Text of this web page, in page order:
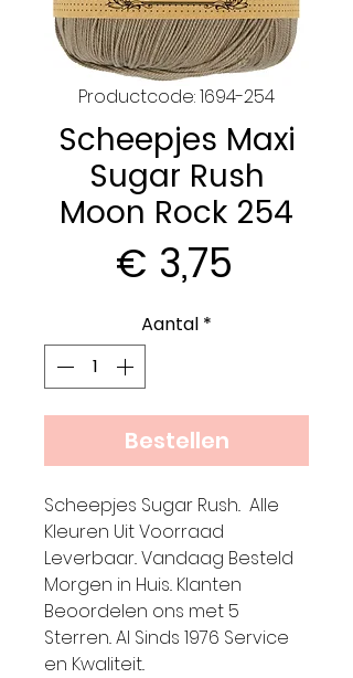
Productcode: 1694-254
Scheepjes Maxi
Sugar Rush
Moon Rock 254
€ 3,75
Aantal *
Bestellen
Scheepjes Sugar Rush.. Alle
Kleuren Uit Voorraad
Leverbaar.. Vandaag Besteld
Morgen in Huis.. Klanten
Beoordelen ons met 5
Sterren.. Al Sinds 1976 Service
en Kwaliteit..